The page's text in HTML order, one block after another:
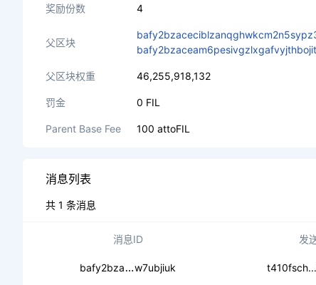
奖励份数 4
父区块
父区块权重 46,255,918,132
罚金 0 FIL
Parent Base Fee 100 attoFIL
消息列表
共 1 条消息
消息ID 发
bafy2bza w7ubjiuk